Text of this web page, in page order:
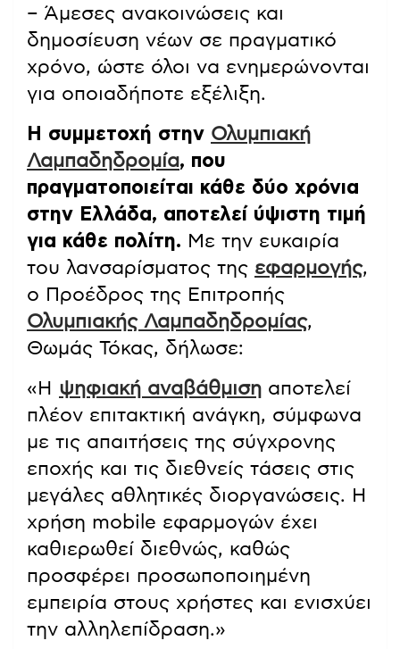
– Άμεσες ανακοινώσεις και
δημοσίευση νέων σε πραγματικό
χρόνο, ώστε όλοι να ενημερώνονται
για οποιαδήποτε εξέλιξη.
Η συμμετοχή στην Ολυμπιακή
Λαμπαδηδρομία, που
πραγματοποιείται κάθε δύο χρόνια
στην Ελλάδα, αποτελεί ύψιστη τιμή
για κάθε πολίτη. Με την ευκαιρία
του λανσαρίσματος της εφαρμογής,
ο Προέδρος της Επιτροπής
Ολυμπιακής Λαμπαδηδρομίας,
Θωμάς Τόκας, δήλωσε:
«Η ψηφιακή αναβάθμιση αποτελεί
πλέον επιτακτική ανάγκη, σύμφωνα
με τις απαιτήσεις της σύγχρονης
εποχής και τις διεθνείς τάσεις στις
μεγάλες αθλητικές διοργανώσεις. Η
χρήση mobile εφαρμογών έχει
καθιερωθεί διεθνώς, καθώς
προσφέρει προσωποποιημένη
εμπειρία στους χρήστες και ενισχύει
την αλληλεπίδραση.»